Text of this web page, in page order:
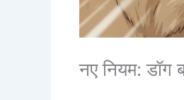
नए नियम: डॉग